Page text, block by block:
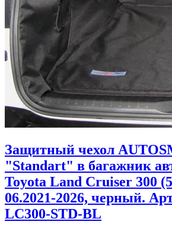
Защитный чехол
"Standart" в багажник
Toyota Land Cruiser 300
06.2021-2026, черный.
LC300-STD-BL